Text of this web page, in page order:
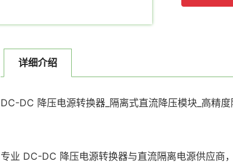
详细介绍
DC-DC 降压电源转换器_隔离式直流降压模块_高精
专业 DC-DC 降压电源转换器与直流隔离电源供应商